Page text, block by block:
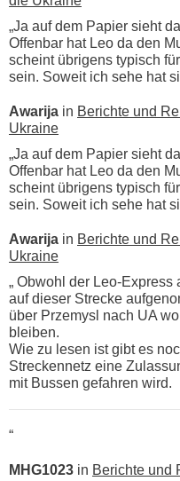
„Ja auf dem Papier sieht
Offenbar hat Leo da den
scheint übrigens typisch
sein. Soweit ich sehe hat
Awarija in Berichte und
Ukraine
„Ja auf dem Papier sieht
Offenbar hat Leo da den
scheint übrigens typisch
sein. Soweit ich sehe hat
Awarija in Berichte und
Ukraine
„ Obwohl der Leo-
auf dieser Strecke
über Przemysl nach UA
bleiben.
Wie zu lesen ist gibt es
Streckennetz eine
mit Bussen gefahren wird.
“
MHG1023 in Berichte und